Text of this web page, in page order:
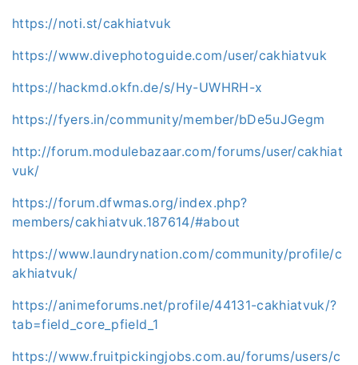
https://noti.st/cakhiatvuk
https://www.divephotoguide.com/user/cakhiatvuk
https://hackmd.okfn.de/s/Hy-UWHRH-x
https://fyers.in/community/member/bDe5uJGegm
http://forum.modulebazaar.com/forums/user/cakhiat
vuk/
https://forum.dfwmas.org/index.php?
members/cakhiatvuk.187614/#about
https://www.laundrynation.com/community/profile/c
akhiatvuk/
https://animeforums.net/profile/44131-cakhiatvuk/?
tab=field_core_pfield_1
https://www.fruitpickingjobs.com.au/forums/users/c